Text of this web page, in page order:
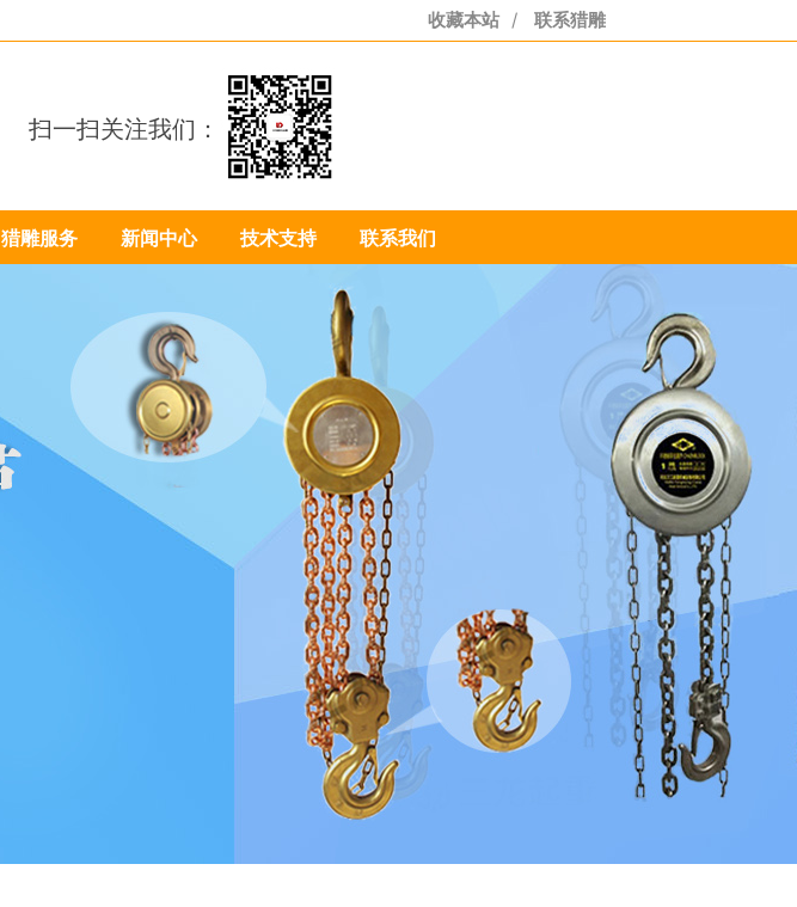
收藏本站 / 联系猎雕
扫一扫关注我们：
155-3110-7201
185-1986-1704
猎雕服务 新闻中心 技术支持 联系我们